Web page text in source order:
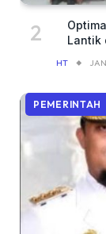
Lantik
HT
PEMERINTAH